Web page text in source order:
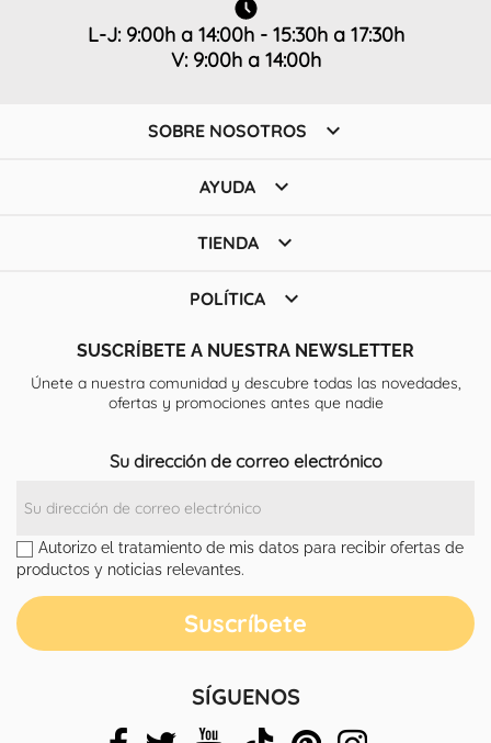
L-J: 9:00h a 14:00h - 15:30h a 17:30h
V: 9:00h a 14:00h
SOBRE NOSOTROS 
AYUDA 
TIENDA 
POLÍTICA 
SUSCRÍBETE A NUESTRA NEWSLETTER
Únete a nuestra comunidad y descubre todas las novedades,
ofertas y promociones antes que nadie
Su dirección de correo electrónico
Autorizo el tratamiento de mis datos para recibir ofertas de
productos y noticias relevantes.
SÍGUENOS